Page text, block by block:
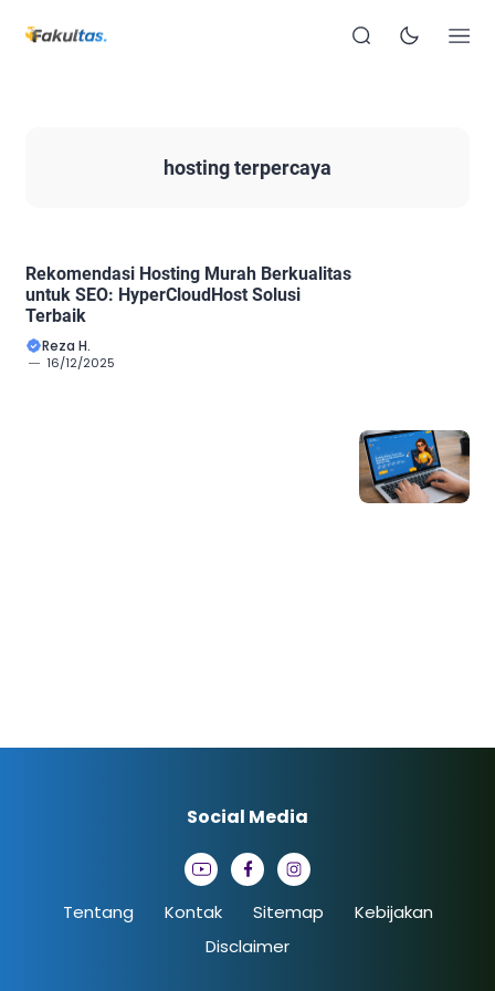
hosting terpercaya
Rekomendasi Hosting Murah Berkualitas
untuk SEO: HyperCloudHost Solusi
Terbaik
Reza H.
16/12/2025
Tentang Kontak Sitemap
Kebijakan
Disclaimer
Social Media